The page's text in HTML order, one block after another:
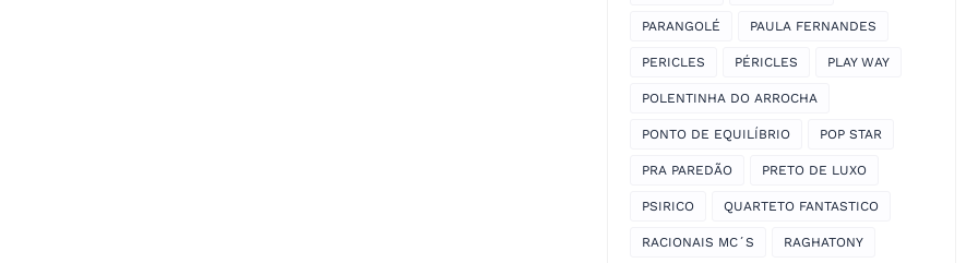
PARANGOLÉ PAULA FERNANDES
PERICLES PÉRICLES PLAY WAY
POLENTINHA DO ARROCHA
PONTO DE EQUILÍBRIO POP STAR
PRA PAREDÃO PRETO DE LUXO
PSIRICO QUARTETO FANTASTICO
RACIONAIS MC´S RAGHATONY